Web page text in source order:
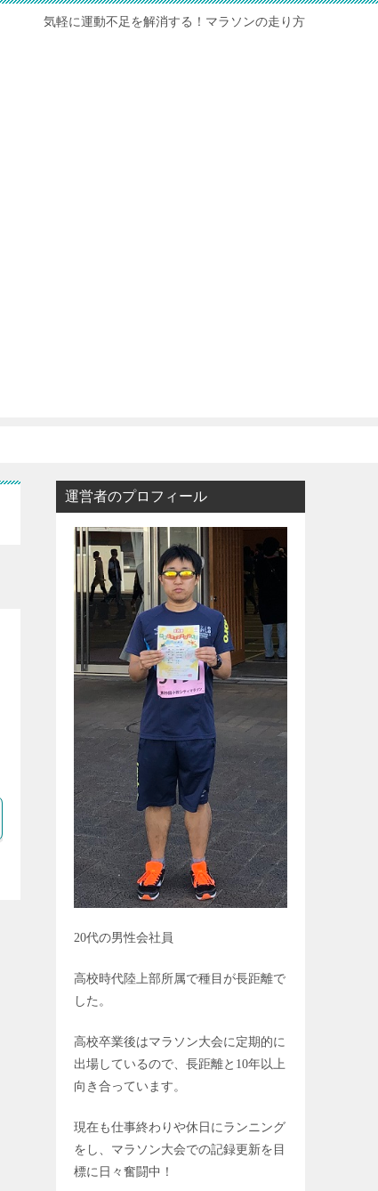
気軽に運動不足を解消する！マラソンの走り方
運営者のプロフィール
20代の男性会社員
高校時代陸上部所属で種目が長距離で
した。
高校卒業後はマラソン大会に定期的に
出場しているので、長距離と 10年以上
向き合っています。
現在も仕事終わりや休日にランニング
をし、マラソン大会での記録更新を目
標に日々奮闘中！